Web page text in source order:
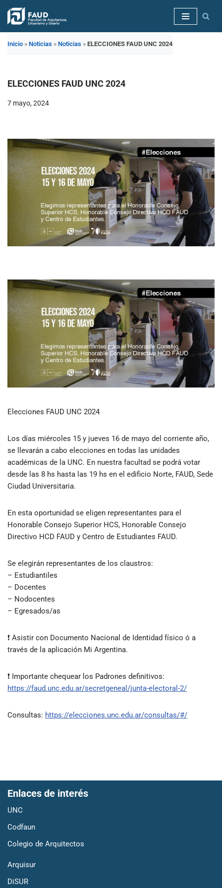
Saltar
Inicio » Noticias » Noticias » ELECCIONES FAUD UNC 2024
ELECCIONES FAUD UNC 2024
7 mayo, 2024
Elecciones FAUD UNC 2024
Los días miércoles 15 y jueves 16 de mayo del corriente año,
se llevarán a cabo elecciones en todas las unidades
académicas de la UNC. En nuestra facultad se podrá votar
desde las 8 hs hasta las 19 hs en el edificio Norte, FAUD, Sede
Ciudad Universitaria.
En esta oportunidad se eligen representantes para el
Honorable Consejo Superior HCS, Honorable Consejo
Directivo HCD FAUD y Centro de Estudiantes FAUD.
Se elegirán representantes de los claustros:
– Estudiantiles
– Docentes
– Nodocentes
– Egresados/as
❗ Asistir con Documento Nacional de Identidad físico ó a
través de la aplicación Mi Argentina.
❗ Importante chequear los Padrones definitivos:
https://faud.unc.edu.ar/secretgeneal/junta-electoral-2/
Consultas: https://elecciones.unc.edu.ar/consultas/#/
Enlaces de interés
UNC
Codfaun
Colegio de Arquitectos
Arquisur
DiSUR